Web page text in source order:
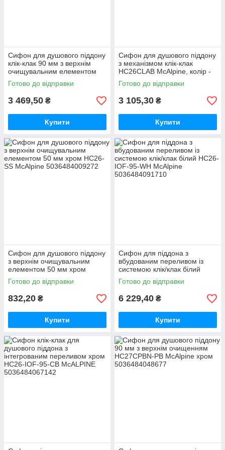
Сифон для душового піддону
клік-клак 90 мм з верхнім
очищувальним елементом
HC27CLCP McALPINE хром
Готово до відправки
3 469,50 ₴
Купити
Сифон для душового піддону
з механізмом клік-клак
HC26CLAB McAlpine, колір -
антична латунь
Готово до відправки
3 105,30 ₴
Купити
Сифон для душового піддону
з верхнім очищувальним
елементом 50 мм хром
HC26-SS McAlpine
Готово до відправки
832,20 ₴
Купити
Сифон для піддона з
вбудованим переливом із
системою клік/клак білий
HC26-IOF-95-WH McAlpine
Готово до відправки
6 229,40 ₴
Купити